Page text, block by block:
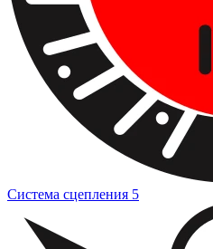
Система сцепления 5